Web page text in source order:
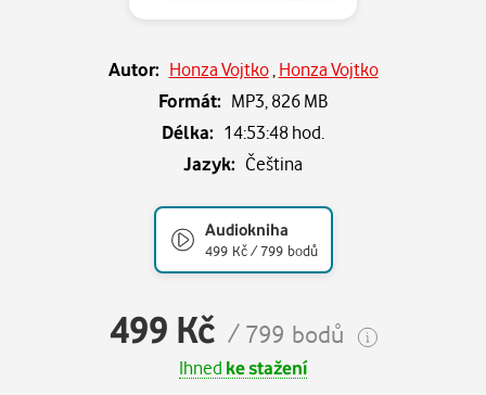
Autor: Honza Vojtko, Honza Vojtko
Formát: MP3, 826 MB
Délka: 14:53:48 hod.
Jazyk: Čeština
Audiokniha
499 Kč / 799 bodů
499 Kč / 799 bodů
Ihned ke stažení